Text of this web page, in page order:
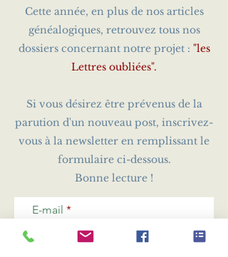
Cette année, en plus de nos articles
généalogiques, retrouvez tous nos
dossiers concernant notre projet : "les
Lettres oubliées".
Si vous désirez être prévenus de la
parution d'un nouveau post, inscrivez-
vous à la newsletter en remplissant le
formulaire ci-dessous.
Bonne lecture !
E-mail